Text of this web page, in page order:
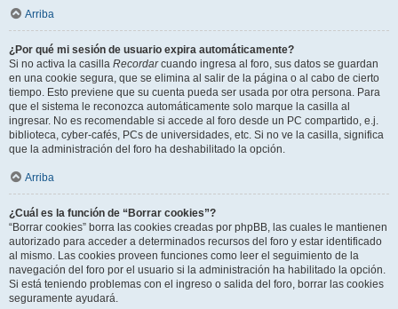
Arriba
¿Por qué mi sesión de usuario expira automáticamente?
Si no activa la casilla Recordarcuando ingresa al foro, sus datos se guardan
en una cookie segura, que se elimina al salir de la página o al cabo de cierto
tiempo. Esto previene que su cuenta pueda ser usada por otra persona. Para
que el sistema le reconozca automáticamente solo marque la casilla al
ingresar. No es recomendable si accede al foro desde un PC compartido, e.j.
biblioteca, cyber-cafés, PCs de universidades, etc. Si no ve la casilla, significa
que la administración del foro ha deshabilitado la opción.
Arriba
¿Cuál es la función de “Borrar cookies”?
“Borrar cookies” borra las cookies creadas por phpBB, las cuales le mantienen
autorizado para acceder a determinados recursos del foro y estar identificado
al mismo. Las cookies proveen funciones como leer el seguimiento de la
navegación del foro por el usuario si la administración ha habilitado la opción.
Si está teniendo problemas con el ingreso o salida del foro, borrar las cookies
seguramente ayudará.